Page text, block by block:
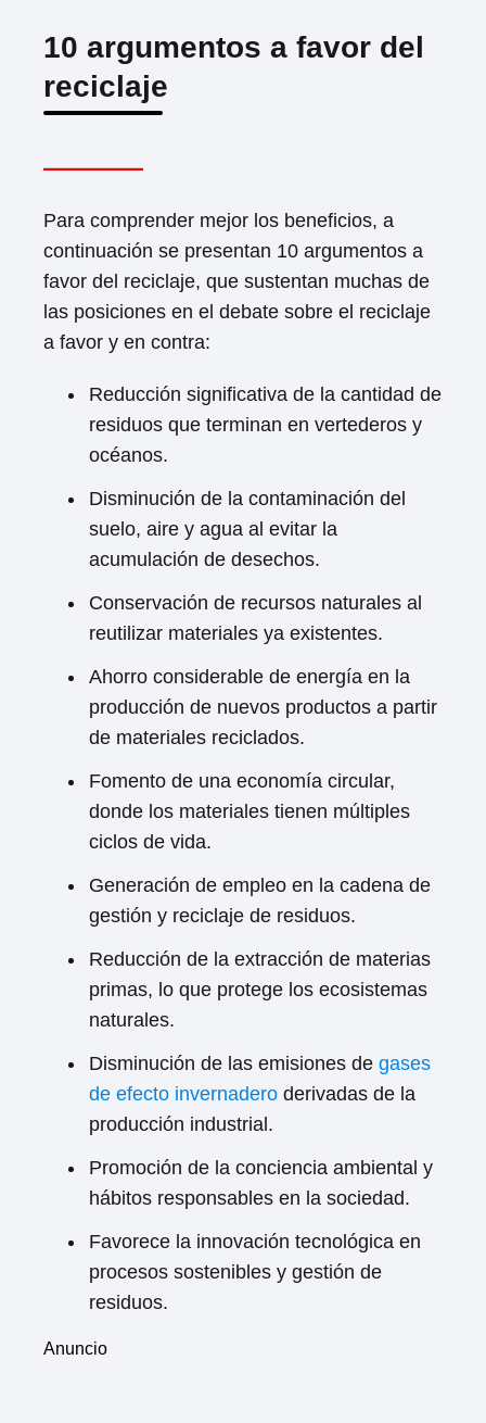
10 argumentos a favor del
reciclaje
Para comprender mejor los beneficios, a
continuación se presentan 10 argumentos a
favor del reciclaje, que sustentan muchas de
las posiciones en el debate sobre el reciclaje
a favor y en contra:
Reducción significativa de la cantidad de
residuos que terminan en vertederos y
océanos.
Disminución de la contaminación del
suelo, aire y agua al evitar la
acumulación de desechos.
Conservación de recursos naturales al
reutilizar materiales ya existentes.
Ahorro considerable de energía en la
producción de nuevos productos a partir
de materiales reciclados.
Fomento de una economía circular,
donde los materiales tienen múltiples
ciclos de vida.
Generación de empleo en la cadena de
gestión y reciclaje de residuos.
Reducción de la extracción de materias
primas, lo que protege los ecosistemas
naturales.
Disminución de las emisiones de gases
de efecto invernadero derivadas de la
producción industrial.
Promoción de la conciencia ambiental y
hábitos responsables en la sociedad.
Favorece la innovación tecnológica en
procesos sostenibles y gestión de
residuos.
Anuncio